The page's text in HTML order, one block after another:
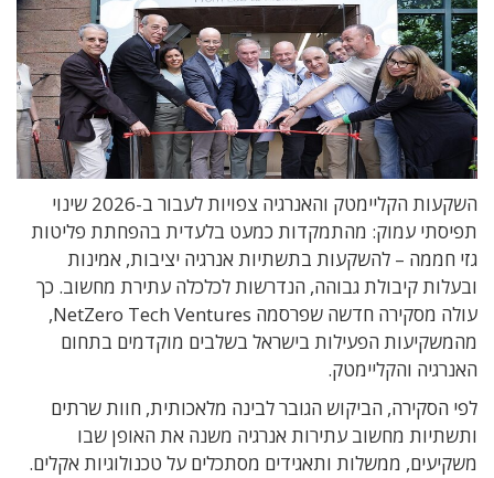
השקעות הקליימטק והאנרגיה צפויות לעבור ב-2026 שינוי
תפיסתי עמוק: מהתמקדות כמעט בלעדית בהפחתת פליטות
גזי חממה – להשקעות בתשתיות אנרגיה יציבות, אמינות
ובעלות קיבולת גבוהה, הנדרשות לכלכלה עתירת מחשוב. כך
עולה מסקירה חדשה שפרסמה NetZero Tech Ventures,
מהמשקיעות הפעילות בישראל בשלבים מוקדמים בתחום
האנרגיה והקליימטק.
לפי הסקירה, הביקוש הגובר לבינה מלאכותית, חוות שרתים
ותשתיות מחשוב עתירות אנרגיה משנה את האופן שבו
משקיעים, ממשלות ותאגידים מסתכלים על טכנולוגיות אקלים.